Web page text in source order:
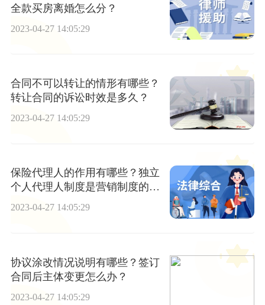
全款买房离婚怎么分？
2023-04-27 14:05:29
合同不可以转让的情形有哪些？
转让合同的诉讼时效是多久？
2023-04-27 14:05:29
保险代理人的作用有哪些？独立
个人代理人制度是营销制度的一
个很好的补充吗？
2023-04-27 14:05:29
协议涂改情况说明有哪些？签订
合同后主体变更怎么办？
2023-04-27 14:05:29